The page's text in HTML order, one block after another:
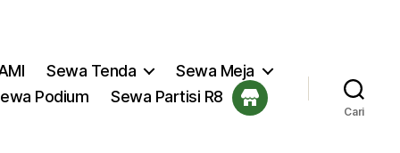
Sewa Tenda
Sewa Meja
Podium
Sewa Partisi R8
Cari